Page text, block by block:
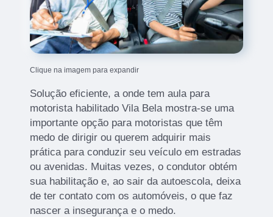
Clique na imagem para expandir
Solução eficiente, a onde tem aula para
motorista habilitado Vila Bela mostra-se uma
importante opção para motoristas que têm
medo de dirigir ou querem adquirir mais
prática para conduzir seu veículo em estradas
ou avenidas. Muitas vezes, o condutor obtém
sua habilitação e, ao sair da autoescola, deixa
de ter contato com os automóveis, o que faz
nascer a insegurança e o medo.